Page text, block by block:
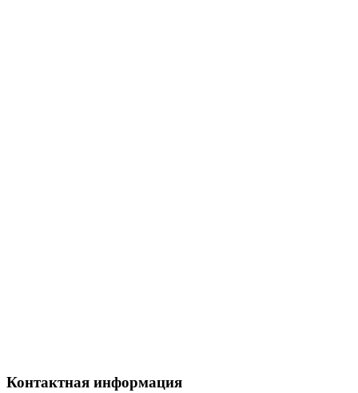
Контактная информация